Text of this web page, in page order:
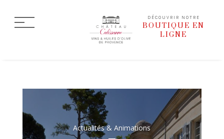
DÉCOUVRIR NOTRE
BOUTIQUE EN
LIGNE
Actualités & Animations